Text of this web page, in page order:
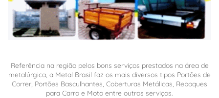
Referência na região pelos bons serviços prestados na área de
metalúrgica, a Metal Brasil faz os mais diversos tipos Portões de
Correr, Portões Basculhantes, Coberturas Metálicas, Reboques
para Carro e Moto entre outros serviços.